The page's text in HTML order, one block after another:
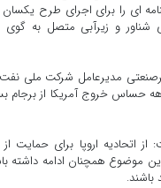
ای را برای اجرای طرح
و زیرآبی متصل به گوی
مدیرعامل شرکت ملی نفت
حساس خروج آمریکا از برجام
از اتحادیه اروپا برای حمایت
این موضوع همچنان ادامه داشته
باشند.